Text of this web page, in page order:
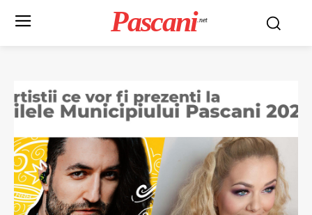
Pascani .net